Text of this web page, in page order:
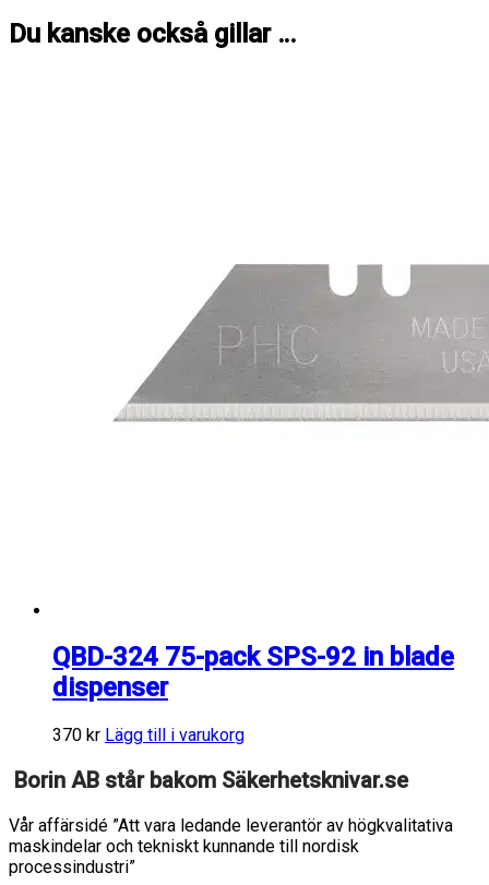
Du kanske också gillar …
QBD-324 75-pack SPS-92 in blade
dispenser
370 kr Lägg till i varukorg
Borin AB står bakom Säkerhetsknivar.se
Vår affärsidé ”Att vara ledande leverantör av högkvalitativa
maskindelar och tekniskt kunnande till nordisk
processindustri”